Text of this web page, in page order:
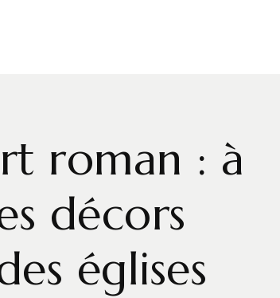
roman : à
décors
églises